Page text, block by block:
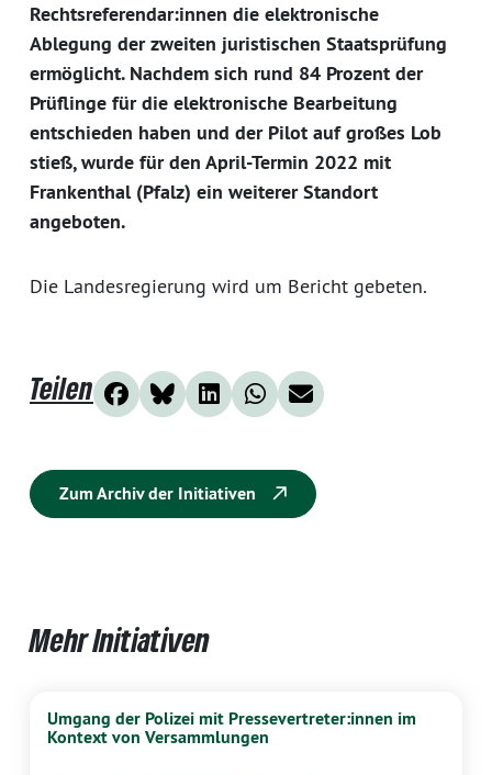
Rechtsreferendar:innen die elektronische
Ablegung der zweiten juristischen Staatsprüfung
ermöglicht. Nachdem sich rund 84 Prozent der
Prüflinge für die elektronische Bearbeitung
entschieden haben und der Pilot auf großes Lob
stieß, wurde für den April-Termin 2022 mit
Frankenthal (Pfalz) ein weiterer Standort
angeboten.
Die Landesregierung wird um Bericht gebeten.
Teilen
Zum Archiv der Initiativen
Mehr Initiativen
Umgang der Polizei mit Pressevertreter:innen im
Kontext von Versammlungen